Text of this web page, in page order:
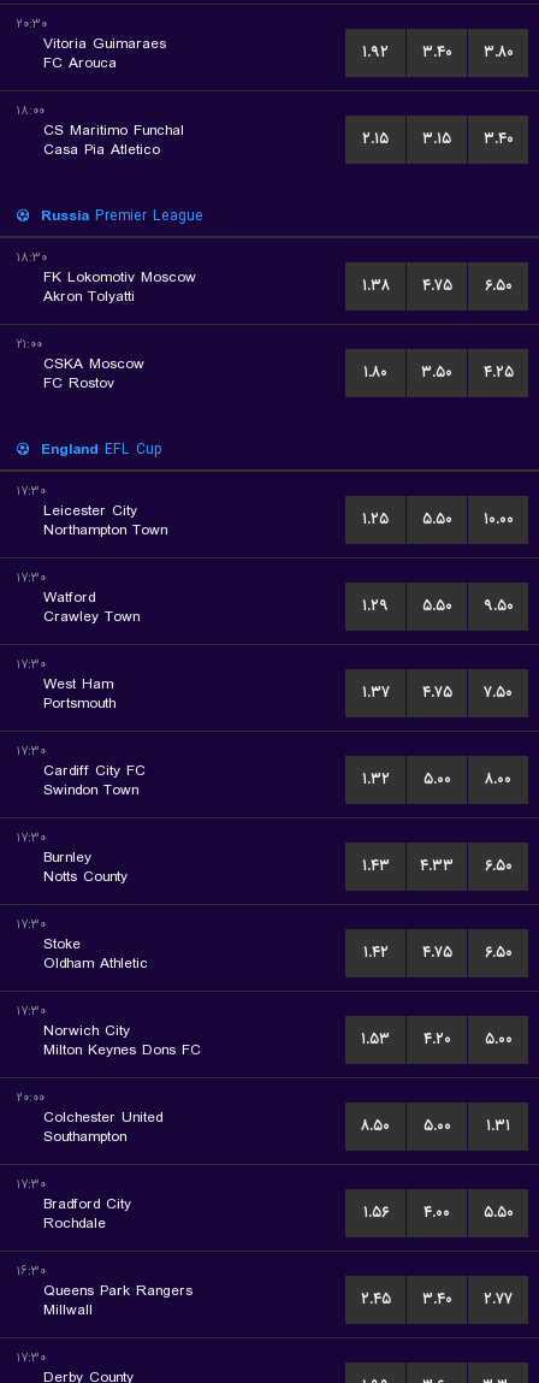
۲۰:۳۰
Vitoria Guimaraes
FC Arouca
۱.۹۲ ۳.۴۰ ۳.۸۰
۱۸:۰۰
CS Maritimo Funchal
Casa Pia Atletico
۲.۱۵ ۳.۱۵ ۳.۴۰
Russia Premier League
۱۸:۳۰
FK Lokomotiv Moscow
Akron Tolyatti
۱.۳۸ ۴.۷۵ ۶.۵۰
۲۱:۰۰
CSKA Moscow
FC Rostov
۱.۸۰ ۳.۵۰ ۴.۲۵
England EFL Cup
۱۷:۳۰
Leicester City
Northampton Town
۱.۲۵ ۵.۵۰ ۱۰.۰۰
۱۷:۳۰
Watford
Crawley Town
۱.۲۹ ۵.۵۰ ۹.۵۰
۱۷:۳۰
West Ham
Portsmouth
۱.۳۷ ۴.۷۵ ۷.۵۰
۱۷:۳۰
Cardiff City FC
Swindon Town
۱.۳۲ ۵.۰۰ ۸.۰۰
۱۷:۳۰
Burnley
Notts County
۱.۴۳ ۴.۳۳ ۶.۵۰
۱۷:۳۰
Stoke
Oldham Athletic
۱.۴۲ ۴.۷۵ ۶.۵۰
۱۷:۳۰
Norwich City
Milton Keynes Dons FC
۱.۵۳ ۴.۲۰ ۵.۰۰
۲۰:۰۰
Colchester United
Southampton
۸.۵۰ ۵.۰۰ ۱.۳۱
۱۷:۳۰
Bradford City
Rochdale
۱.۵۶ ۴.۰۰ ۵.۵۰
۱۶:۳۰
Queens Park Rangers
Millwall
۲.۴۵ ۳.۴۰ ۲.۷۷
۱۷:۳۰
Derby County